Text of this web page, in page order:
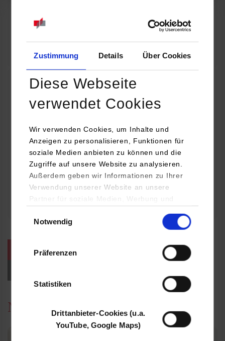
Zustimmung Details Über Cookies
Diese Webseite
verwendet Cookies
Wir verwenden Cookies, um Inhalte und
Anzeigen zu personalisieren, Funktionen für
soziale Medien anbieten zu können und die
Zugriffe auf unsere Website zu analysieren.
Außerdem geben wir Informationen zu Ihrer
Verwendung unserer Website an unsere
Partner für soziale Medien, Werbung und
YouTube, Google Maps) führen diese
Daten zusammen, die Sie ihnen bereitgestellt
haben oder die sie im Rahmen Ihrer Nutzung
Notwendig
Präferenzen
Statistiken
Drittanbieter-Cookies (u.a.
YouTube, Google Maps)
Online INDIS-Infoveranstaltung für Studierende
Zum Event
Technologietag: Clean Urban Transportation –
nachhaltige Mobilität im (sub)urbanen Umfeld
16.09.2026 - 17.09.2026
Im Mittelpunkt stehen elektrische Antriebe, moderne
Batterietechnologien und innovative Fahrzeugkonzepte für
nachhaltige Mobilität in Stadt und…
weitere Veranstaltungen / Termine
News